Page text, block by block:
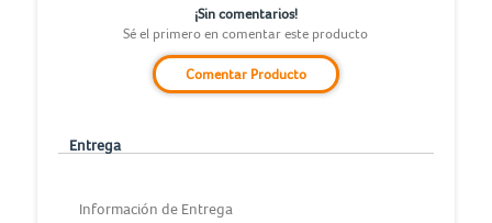
¡Sin comentarios!
Sé el primero en comentar este producto
Comentar Producto
Entrega
Información de Entrega